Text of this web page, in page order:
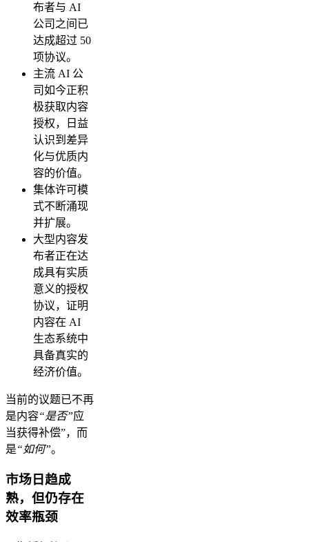
布者与 AI
公司之间已
达成超过 50
项协议。
主流 AI 公
司如今正积
极获取内容
授权，日益
认识到差异
化与优质内
容的价值。
集体许可模
式不断涌现
并扩展。
大型内容发
布者正在达
成具有实质
意义的授权
协议，证明
内容在 AI
生态系统中
具备真实的
经济价值。
当前的议题已不再
是内容“是否”应
当获得补偿”，而
是“如何”。
市场日趋成
熟，但仍存在
效率瓶颈